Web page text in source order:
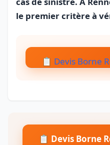
le premier critère à
📋 Devis Borne
📋 Devis Borne